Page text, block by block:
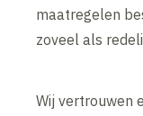
maatregelen
zoveel als
Wij vertrouwen